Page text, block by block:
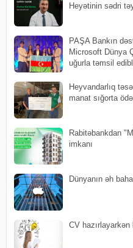
Heyətinin sədri
PAŞA Bankın
Microsoft Dünya
uğurla təmsil
Heyvandarlıq
manat sığorta
Rabitəbankdan
imkanı
Dünyanın əh
CV hazırlayarkən